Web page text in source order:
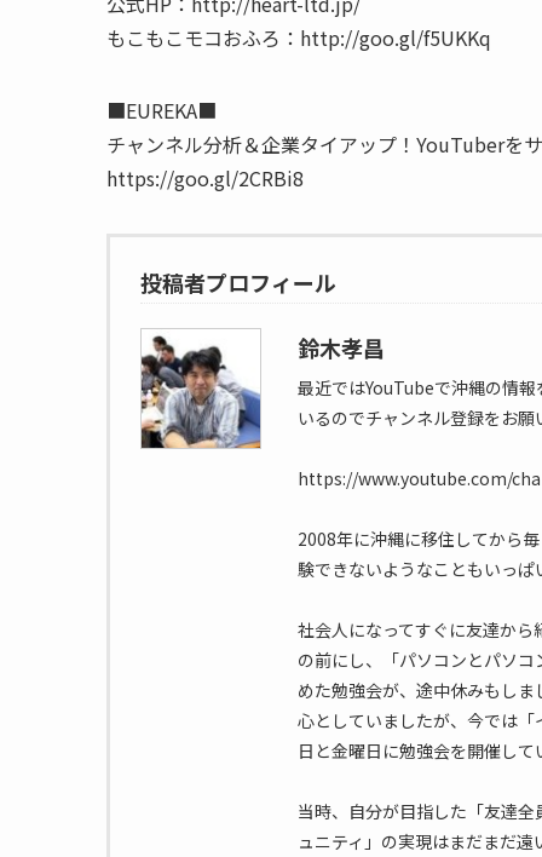
もこもこモコおふろ：http://goo.gl/f5UKKq
■EUREKA■
チャンネル分析＆企業タイアップ！YouTuberを
https://goo.gl/2CRBi8
投稿者プロフィール
鈴木孝昌
最近ではYouTubeで沖縄の情
いるのでチャンネル登録をお願
https://www.youtube.com/
2008年に沖縄に移住してから
験できないようなこともいっ
社会人になってすぐに友達か
の前にし、「パソコンとパソ
めた勉強会が、途中休みもし
心としていましたが、今では
日と金曜日に勉強会を開催して
当時、自分が目指した「友達
ュニティ」の実現はまだまだ